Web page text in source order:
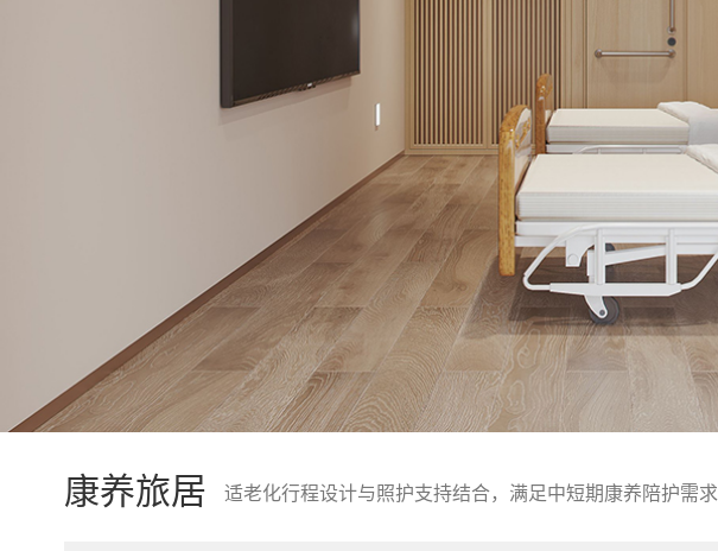
康养旅居 适老化行程设计与照护支持结合，满足中短期康养陪护需求